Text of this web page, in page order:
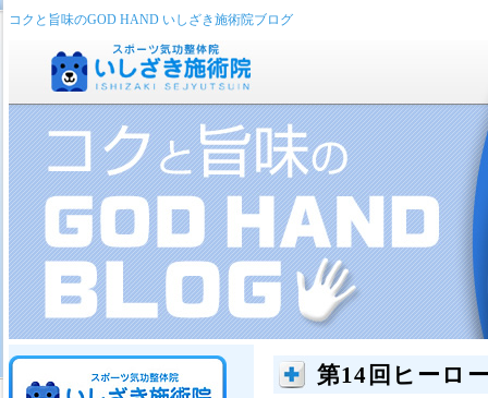
コクと旨味のGOD HAND いしざき施術院ブログ
第14回ヒーロ